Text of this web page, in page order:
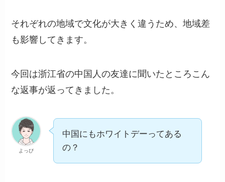
それぞれの地域で文化が大きく違うため、地域差
も影響してきます。
今回は浙江省の中国人の友達に聞いたところこん
な返事が返ってきました。
よっぴ
中国にもホワイトデーってある
の？